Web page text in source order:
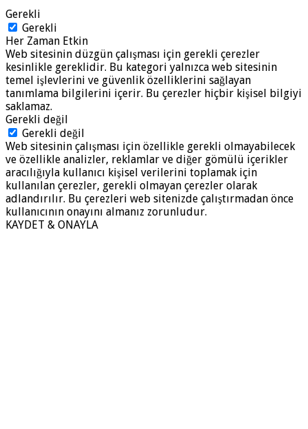
Gerekli
Gerekli
Her Zaman Etkin
Web sitesinin düzgün çalışması için gerekli çerezler
kesinlikle gereklidir. Bu kategori yalnızca web sitesinin
temel işlevlerini ve güvenlik özelliklerini sağlayan
tanımlama bilgilerini içerir. Bu çerezler hiçbir kişisel bilgiyi
saklamaz.
Gerekli değil
Gerekli değil
Web sitesinin çalışması için özellikle gerekli olmayabilecek
ve özellikle analizler, reklamlar ve diğer gömülü içerikler
aracılığıyla kullanıcı kişisel verilerini toplamak için
kullanılan çerezler, gerekli olmayan çerezler olarak
adlandırılır. Bu çerezleri web sitenizde çalıştırmadan önce
kullanıcının onayını almanız zorunludur.
KAYDET & ONAYLA